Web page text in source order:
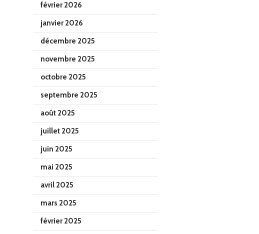
février 2026
janvier 2026
décembre 2025
novembre 2025
octobre 2025
septembre 2025
août 2025
juillet 2025
juin 2025
mai 2025
avril 2025
mars 2025
février 2025